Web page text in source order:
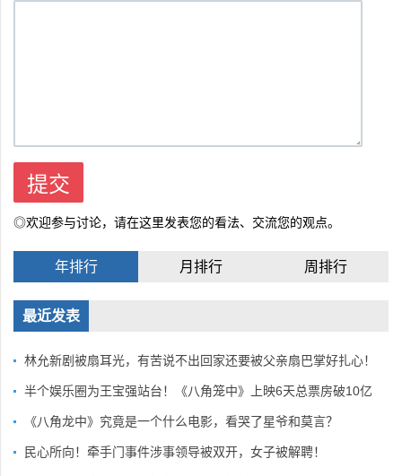
◎欢迎参与讨论，请在这里发表您的看法、交流您的观点。
年排行 月排行 周排行
最近发表
林允新剧被扇耳光，有苦说不出回家还要被父亲扇巴掌好扎心！
半个娱乐圈为王宝强站台！《八角笼中》上映6天总票房破10亿
《八角龙中》究竟是一个什么电影，看哭了星爷和莫言？
民心所向！牵手门事件涉事领导被双开，女子被解聘！